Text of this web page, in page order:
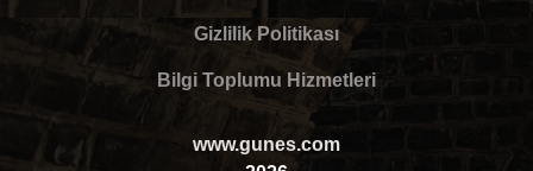
Gizlilik Politikası
Bilgi Toplumu Hizmetleri
www.gunes.com